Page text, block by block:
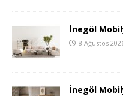
İnegöl
8 Ağustos
İnegöl